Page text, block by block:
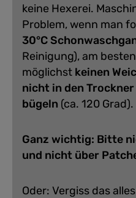
keine Hexerei.
Problem, wenn man
30°C
Reinigung), am besten
möglichst keinen
nicht in den Trockner
bügeln (ca. 120 Grad).
Ganz wichtig: Bitte
und nicht über
Oder: Vergiss das